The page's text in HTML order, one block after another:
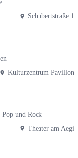
Schubertstraße 1
Kulturzentrum Pavillon
Pop und Rock
Theater am Aegi